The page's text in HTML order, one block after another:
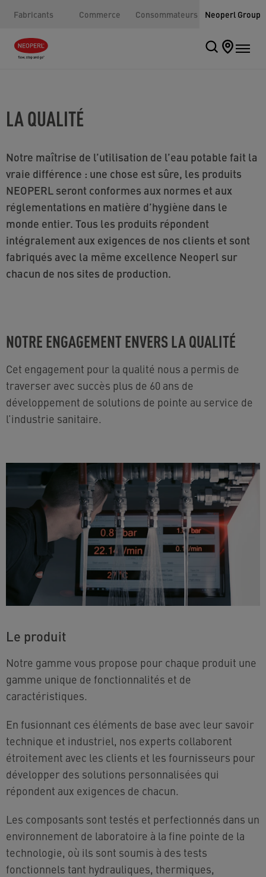
Fabricants Commerce Consommateurs Neoperl Group
LA QUALITÉ
Notre maîtrise de l’utilisation de l’eau potable fait la
vraie différence : une chose est sûre, les produits
NEOPERL seront conformes aux normes et aux
réglementations en matière d’hygiène dans le
monde entier. Tous les produits répondent
intégralement aux exigences de nos clients et sont
fabriqués avec la même excellence Neoperl sur
chacun de nos sites de production.
NOTRE ENGAGEMENT ENVERS LA QUALITÉ
Cet engagement pour la qualité nous a permis de
traverser avec succès plus de 60 ans de
développement de solutions de pointe au service de
l’industrie sanitaire.
Le produit
Notre gamme vous propose pour chaque produit une
gamme unique de fonctionnalités et de
caractéristiques.
En fusionnant ces éléments de base avec leur savoir
technique et industriel, nos experts collaborent
étroitement avec les clients et les fournisseurs pour
développer des solutions personnalisées qui
répondent aux exigences de chacun.
Les composants sont testés et perfectionnés dans un
environnement de laboratoire à la fine pointe de la
technologie, où ils sont soumis à des tests
fonctionnels tant hydrauliques, thermiques,